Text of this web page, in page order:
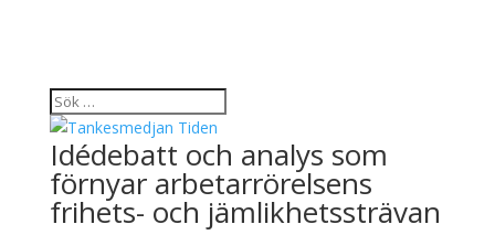
Idédebatt och analys som
förnyar arbetarrörelsens
frihets- och jämlikhetssträvan